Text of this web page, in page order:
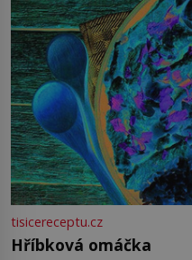
tisicereceptu.cz
Hříbková omáčka